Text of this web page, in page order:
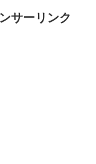
サーリンク